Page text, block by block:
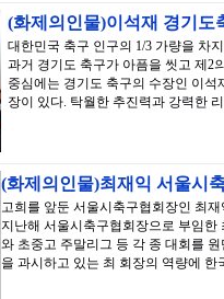
(화제의인물)이석재 경기
대한민국 축구 인구의 1/3 가량을 차
과거 경기도 축구가 아픔을 씻고 제2
중심에는 경기도 축구의 수장인 이
장이 있다. 탁월한 추진력과 강력한
(화제의인물)최재익 서울시
고희를 앞둔 서울시축구협회장인 최
지난해 서울시축구협회장으로 부임
와 초중고 주말리그 등 각 종 대회를
을 과시하고 있는 최 회장의 역량에